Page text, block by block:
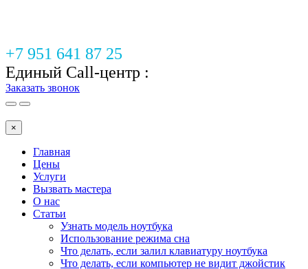
+7 951 641 87 25
Единый Call-центр :
Заказать звонок
×
Главная
Цены
Услуги
Вызвать мастера
О нас
Статьи
Узнать модель ноутбука
Использование режима сна
Что делать, если залил клавиатуру ноутбука
Что делать, если компьютер не видит джойстик